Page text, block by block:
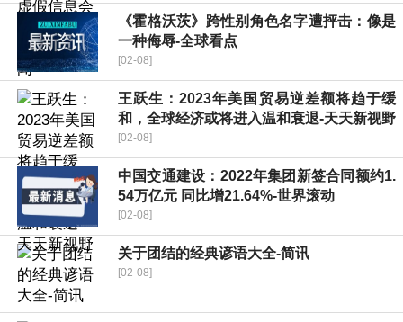
《霍格沃茨》跨性别角色名字遭抨击：像是
一种侮辱-全球看点
[02-08]
王跃生：2023年美国贸易逆差额将趋于缓
和，全球经济或将进入温和衰退-天天新视野
[02-08]
中国交通建设：2022年集团新签合同额约1.
54万亿元 同比增21.64%-世界滚动
[02-08]
关于团结的经典谚语大全-简讯
[02-08]